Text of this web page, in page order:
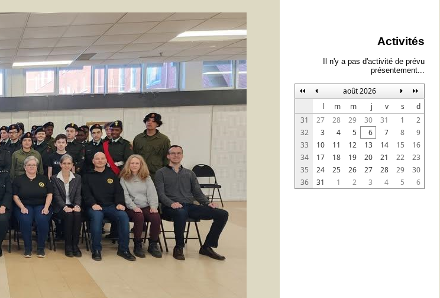
Activités
Il n'y a pas d'activité de prévu
présentement...
août 2026
l
m m j v s
d
31
27 28 29 30 31 1
2
32
3 4 5 6 7 8
9
33
10 11 12 13 14 15
16
34
17 18 19 20 21 22
23
35
24 25 26 27 28 29
30
36
31 1 2 3 4 5 6